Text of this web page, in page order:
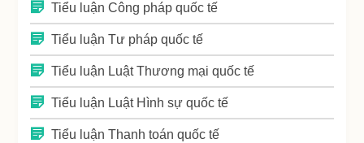
Tiểu luận Công pháp quốc tế
Tiểu luận Tư pháp quốc tế
Tiểu luận Luật Thương mại quốc tế
Tiểu luận Luật Hình sự quốc tế
Tiểu luận Thanh toán quốc tế